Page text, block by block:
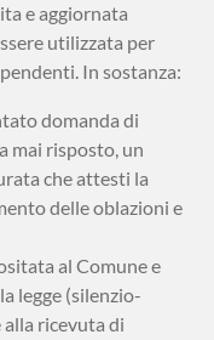
e aggiornata
utilizzata per
In sostanza:
domanda di
mai risposto, un
che attesti la
delle oblazioni e
al Comune e
legge (silenzio-
alla ricevuta di